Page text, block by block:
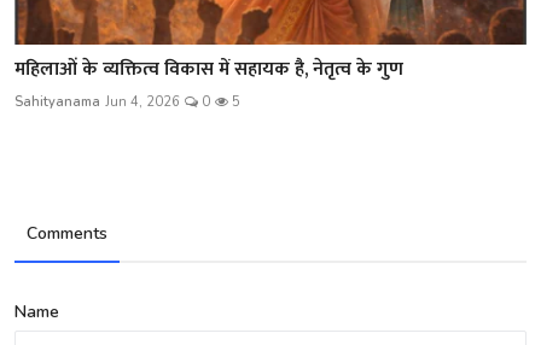
महिलाओं के व्यक्तित्व विकास में सहायक है, नेतृत्व के गुण
Sahityanama Jun 4, 2026 0 5
Comments
Name